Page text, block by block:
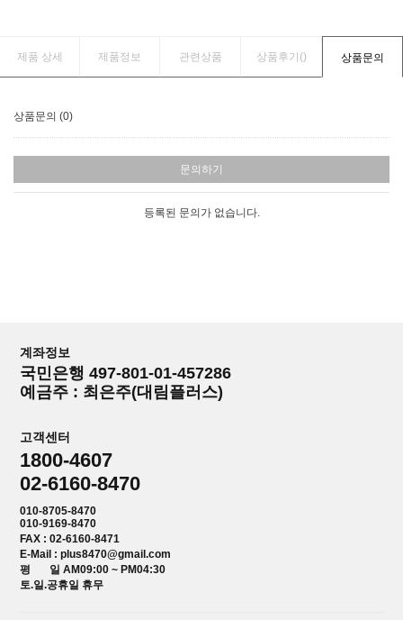
제품 상세 제품정보 관련상품 상품후기() 상품문의
상품문의 (0)
문의하기
등록된 문의가 없습니다.
계좌정보
국민은행 497-801-01-457286
예금주 : 최은주(대림플러스)
고객센터
1800-4607
02-6160-8470
010-8705-8470
010-9169-8470
FAX : 02-6160-8471
E-Mail : plus8470@gmail.com
평 일 AM09:00 ~ PM04:30
토.일.공휴일 휴무